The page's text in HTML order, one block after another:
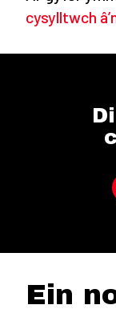
cysylltwch
Ein